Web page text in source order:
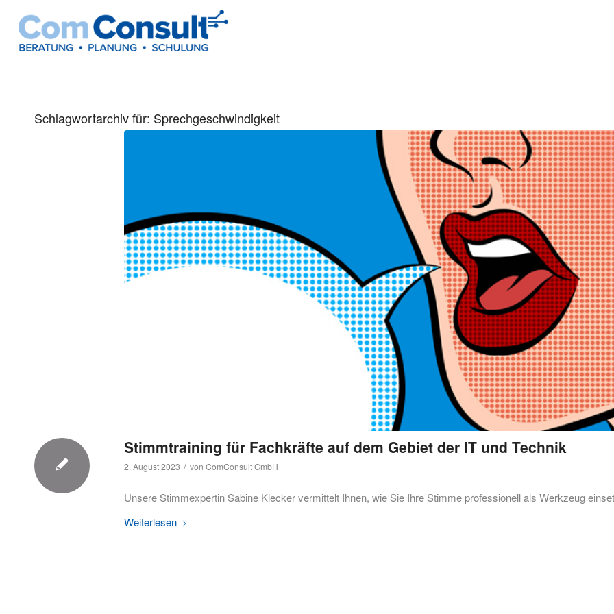
Schlagwortarchiv für: Sprechgeschwindigkeit
Stimmtraining für Fachkräfte auf dem Gebiet der IT und Technik
2. August 2023 / von ComConsult GmbH
Unsere Stimmexpertin Sabine Klecker vermittelt Ihnen, wie Sie Ihre Stimme professionell als Werkzeug
Weiterlesen